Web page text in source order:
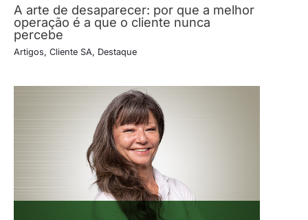
A arte de desaparecer: por que a melhor
operação é a que o cliente nunca
percebe
Artigos, Cliente SA, Destaque